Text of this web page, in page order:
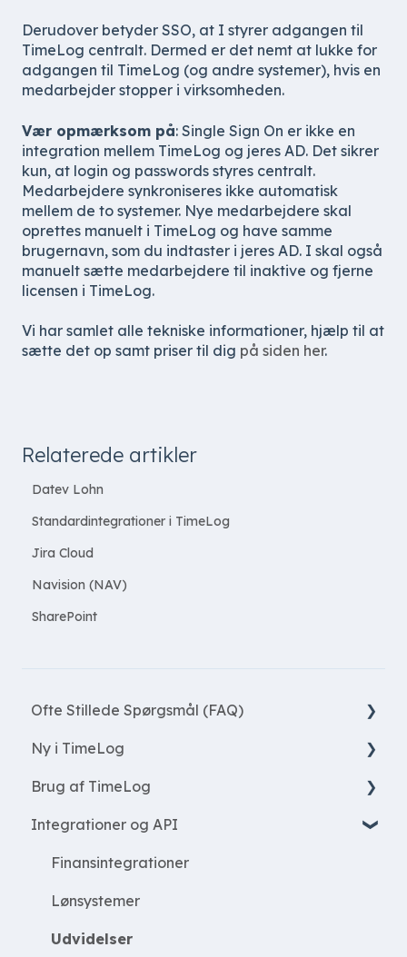
Derudover betyder SSO, at I styrer adgangen til
TimeLog centralt. Dermed er det nemt at lukke for
adgangen til TimeLog (og andre systemer), hvis en
medarbejder stopper i virksomheden.
Vær opmærksom på: Single Sign On er ikke en
integration mellem TimeLog og jeres AD. Det sikrer
kun, at login og passwords styres centralt.
Medarbejdere synkroniseres ikke automatisk
mellem de to systemer. Nye medarbejdere skal
oprettes manuelt i TimeLog og have samme
brugernavn, som du indtaster i jeres AD. I skal også
manuelt sætte medarbejdere til inaktive og fjerne
licensen i TimeLog.
Vi har samlet alle tekniske informationer, hjælp til at
sætte det op samt priser til dig på siden her.
Ofte Stillede Spørgsmål (FAQ)
Nye funktioner
Ny i TimeLog
Registrér tid
Arbejde med projekter
Opret projekter
Ressourcer
Projekt økonomi
Brug af TimeLog
Startside
Register
Rapporter
Projekter
Integrationer og API
Finansintegrationer
Lønsystemer
Udvidelser
Relaterede artikler
Datev Lohn
Standardintegrationer i TimeLog
Jira Cloud
Navision (NAV)
SharePoint